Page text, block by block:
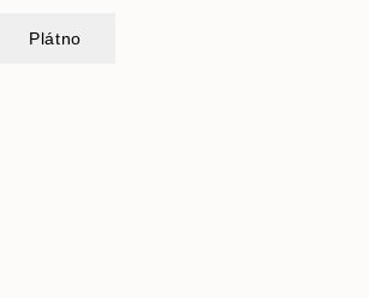
Plátno